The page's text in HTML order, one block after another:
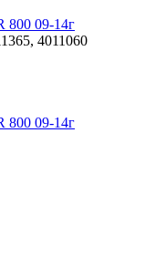
800 09-14г
4011060
800 09-14г